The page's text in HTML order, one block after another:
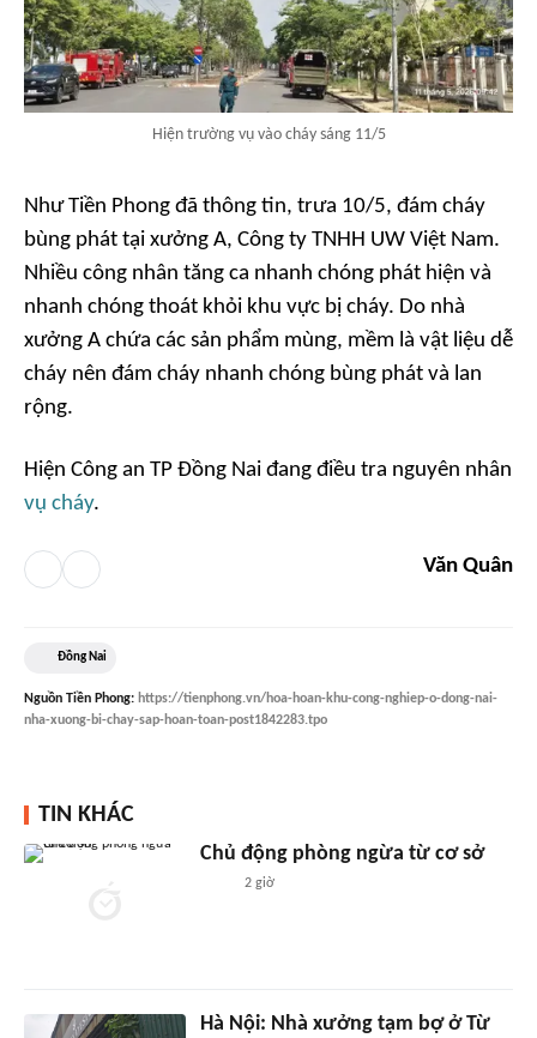
Hiện trường vụ vào cháy sáng 11/5
NhưTiền Phong đã thông tin, trưa 10/5, đám cháy
bùng phát tại xưởng A, Công ty TNHH UW Việt Nam.
Nhiều công nhân tăng ca nhanh chóng phát hiện và
nhanh chóng thoát khỏi khu vực bị cháy. Do nhà
xưởng A chứa các sản phẩm mùng, mềm là vật liệu dễ
cháy nên đám cháy nhanh chóng bùng phát và lan
rộng.
Hiện Công an TP Đồng Nai đang điều tra nguyên nhân
vụ cháy.
Văn Quân
Đồng Nai
Nguồn Tiền Phong: https://tienphong.vn/hoa-hoan-khu-cong-nghiep-o-dong-nai-
nha-xuong-bi-chay-sap-hoan-toan-post1842283.tpo
TIN KHÁC
Chủ động phòng ngừa từ cơ sở
2 giờ
Hà Nội: Nhà xưởng tạm bợ ở Từ